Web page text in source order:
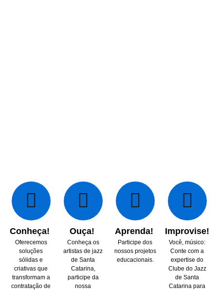
Conheça!
Oferecemos
soluções
sólidas e
criativas que
transformam a
contratação de
Ouça!
Conheça os
artistas de jazz
de Santa
Catarina,
participe da
nossa
Aprenda!
Participe dos
nossos projetos
educacionais.
Improvise!
Você, músico:
Conte com a
expertise do
Clube do Jazz
de Santa
Catarina para